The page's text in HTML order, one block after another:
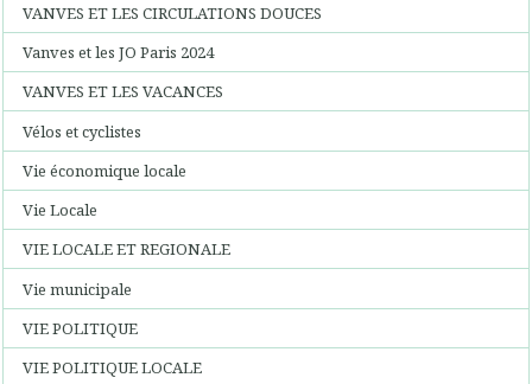
VANVES ET LES CIRCULATIONS DOUCES
Vanves et les JO Paris 2024
VANVES ET LES VACANCES
Vélos et cyclistes
Vie économique locale
Vie Locale
VIE LOCALE ET REGIONALE
Vie municipale
VIE POLITIQUE
VIE POLITIQUE LOCALE